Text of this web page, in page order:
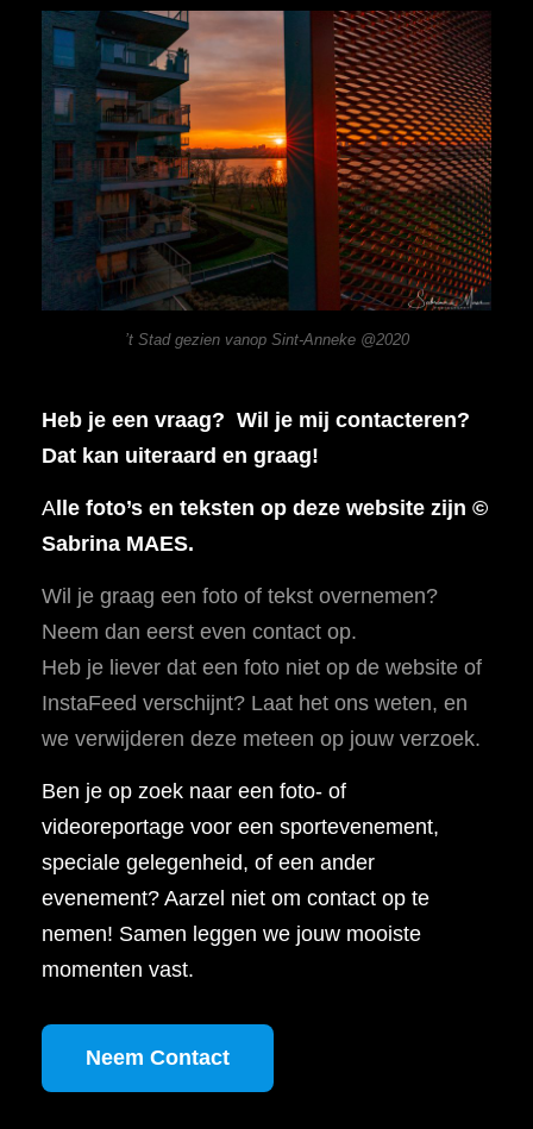
’t Stad gezien vanop Sint-Anneke @2020
Heb je een vraag? Wil je mij contacteren?
Dat kan uiteraard en graag!
Alle foto’s en teksten op deze website zijn ©
Sabrina MAES.
Wil je graag een foto of tekst overnemen?
Neem dan eerst even contact op.
Heb je liever dat een foto niet op de website of
InstaFeed verschijnt? Laat het ons weten, en
we verwijderen deze meteen op jouw verzoek.
Ben je op zoek naar een foto- of
videoreportage voor een sportevenement,
speciale gelegenheid, of een ander
evenement? Aarzel niet om contact op te
nemen! Samen leggen we jouw mooiste
momenten vast.
Neem Contact